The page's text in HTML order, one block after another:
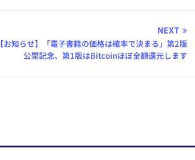
NEXT
【お知らせ】「電子書籍の価格は確率で決まる」第2版
公開記念、第1版はBitcoinほぼ全額還元します